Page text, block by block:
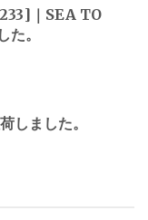
｜SEA TO
。
しました。